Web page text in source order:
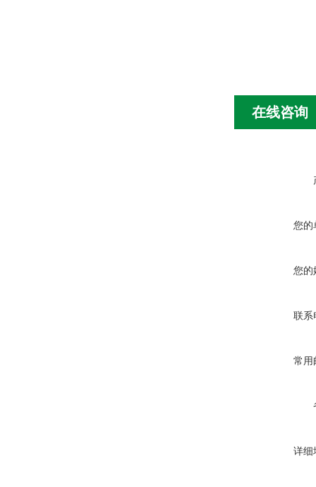
在线咨询
您的
您的
联系
常用
详细